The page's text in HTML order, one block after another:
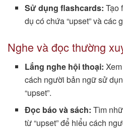
Sử dụng flashcards: Tạo
dụ có chứa “upset” và các
Nghe và đọc thường
Lắng nghe hội thoại:
cách người bản ngữ sử
“upset”.
Đọc báo và sách: Tìm
từ “upset” để hiểu cách